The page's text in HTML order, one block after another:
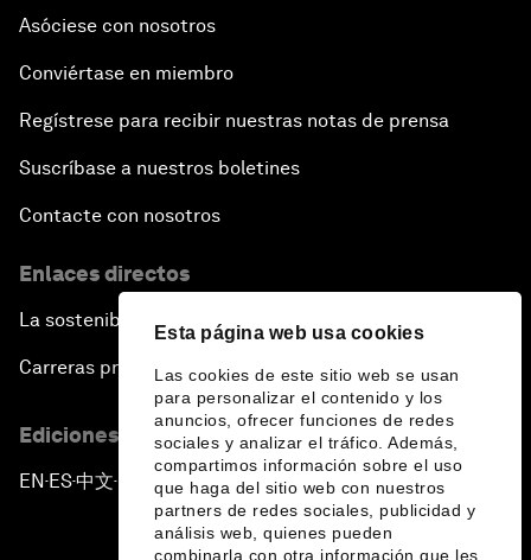
Esta página web usa cookies
Las cookies de este sitio web se usan
para personalizar el contenido y los
anuncios, ofrecer funciones de redes
sociales y analizar el tráfico. Además,
compartimos información sobre el uso
que haga del sitio web con nuestros
partners de redes sociales, publicidad y
análisis web, quienes pueden
combinarla con otra información que les
Asóciese con nosotros
Conviértase en miembro
Regístrese para recibir nuestras notas de prensa
Suscríbase a nuestros boletines
Contacte con nosotros
Enlaces directos
La sostenibilidad en el Foro
Carreras profesionales
Ediciones en otros idiomas
EN ▪ES▪中文▪ 日本語